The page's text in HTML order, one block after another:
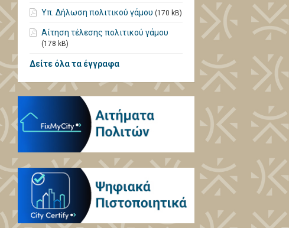
Υπ. Δήλωση πολιτικού γάμου (170 kB)
Αίτηση τέλεσης πολιτικού γάμου
(178 kB)
Δείτε όλα τα έγγραφα